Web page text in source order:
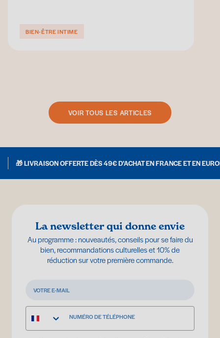
BIEN-ÊTRE INTIME
VOIR TOUS LES ARTICLES
🎁 LIVRAISON OFFERTE DÈS 49€ D’ACHAT EN FRANCE ET EN
La newsletter qui donne envie
Au programme : nouveautés, conseils pour se faire du
bien, recommandations culturelles et 10% de
réduction sur votre première commande.